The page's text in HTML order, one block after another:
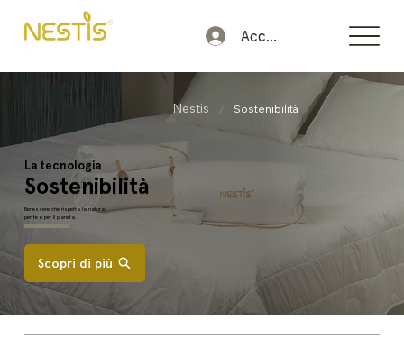
Accedi
La tecnologia
Sostenibilità
Benessere che rispetta la natura:
per te e per il pianeta.
Scopri di più
Nestis / Sostenibilità